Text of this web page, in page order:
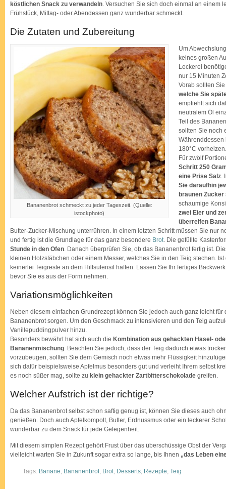
köstlichen Snack zu verwandeln. Versuchen Sie sich doch einmal an einem
Frühstück, Mittag- oder Abendessen ganz wunderbar schmeckt.
Die Zutaten und Zubereitung
Bananenbrot schmeckt zu jeder Tageszeit. (Quelle:
istockphoto)
Um
keines großen
Leckerei
nur 15 Minuten
Vorab sollten
welche Sie
empfiehlt sich
neutralem Öl
Teil des
sollten Sie noch
Währenddessen
180°C vorheizen.
Für zwölf
Schritt 250
eine Prise Salz.
Sie daraufhin
braunen Zucker
schaumige
zwei Eier und
überreifen
Butter-Zucker-Mischung unterrühren. In einem letzten Schritt müssen Sie nur
und fertig ist die Grundlage für das ganz besondere Brot. Die gefüllte
Stunde in den Ofen. Danach überprüfen Sie, ob das Bananenbrot fertig ist.
kleinen Holzstäbchen oder einem Messer, welches Sie in den Teig stechen.
keinerlei Teigreste an dem Hilfsutensil haften. Lassen Sie Ihr fertiges
bevor Sie es aus der Form nehmen.
Variationsmöglichkeiten
Neben diesem einfachen Grundrezept können Sie jedoch auch ganz leicht für
Bananenbrot sorgen. Um den Geschmack zu intensivieren und den Teig
Vanillepuddingpulver hinzu.
Besonders bewährt hat sich auch die Kombination aus gehackten Hasel-
Bananenmischung. Beachten Sie jedoch, dass der Teig dadurch etwas
vorzubeugen, sollten Sie dem Gemisch noch etwas mehr Flüssigkeit
sich dafür beispielsweise Apfelmus besonders gut und verleiht Ihrem selbst
es noch süßer mag, sollte zu klein gehackter Zartbitterschokolade greifen.
Welcher Aufstrich ist der richtige?
Da das Bananenbrot selbst schon saftig genug ist, können Sie dieses auch
genießen. Doch auch Apfelkompott, Butter, Erdnussmus oder ein leckerer
wunderbar zu dem Snack für jede Gelegenheit.
Mit diesem simplen Rezept gehört Frust über das überschüssige Obst der
vielleicht warten Sie in Zukunft sogar extra so lange, bis Ihnen „das Leben
Tags: Banane Bananenbrot Brot Desserts Rezepte Teig